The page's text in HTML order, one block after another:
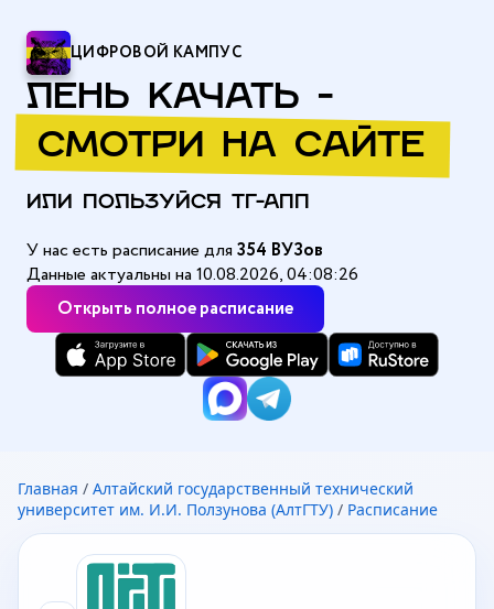
ЦИФРОВОЙ КАМПУС
ЛЕНЬ КАЧАТЬ -
СМОТРИ НА САЙТЕ
ИЛИ ПОЛЬЗУЙСЯ ТГ-АПП
Открыть полное расписание
У нас есть расписание для 354 ВУЗов
Данные актуальны на 10.08.2026, 04:08:26
Главная / Алтайский государственный технический
университет им. И.И. Ползунова (АлтГТУ) / Расписание